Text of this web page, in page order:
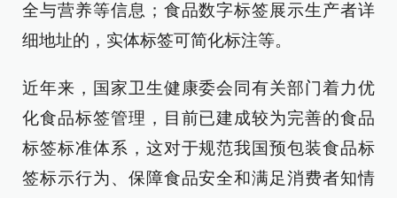
全与营养等信息；食品数字标签展示生产者详
细地址的，实体标签可简化标注等。
近年来，国家卫生健康委会同有关部门着力优
化食品标签管理，目前已建成较为完善的食品
标签标准体系，这对于规范我国预包装食品标
签标示行为、保障食品安全和满足消费者知情